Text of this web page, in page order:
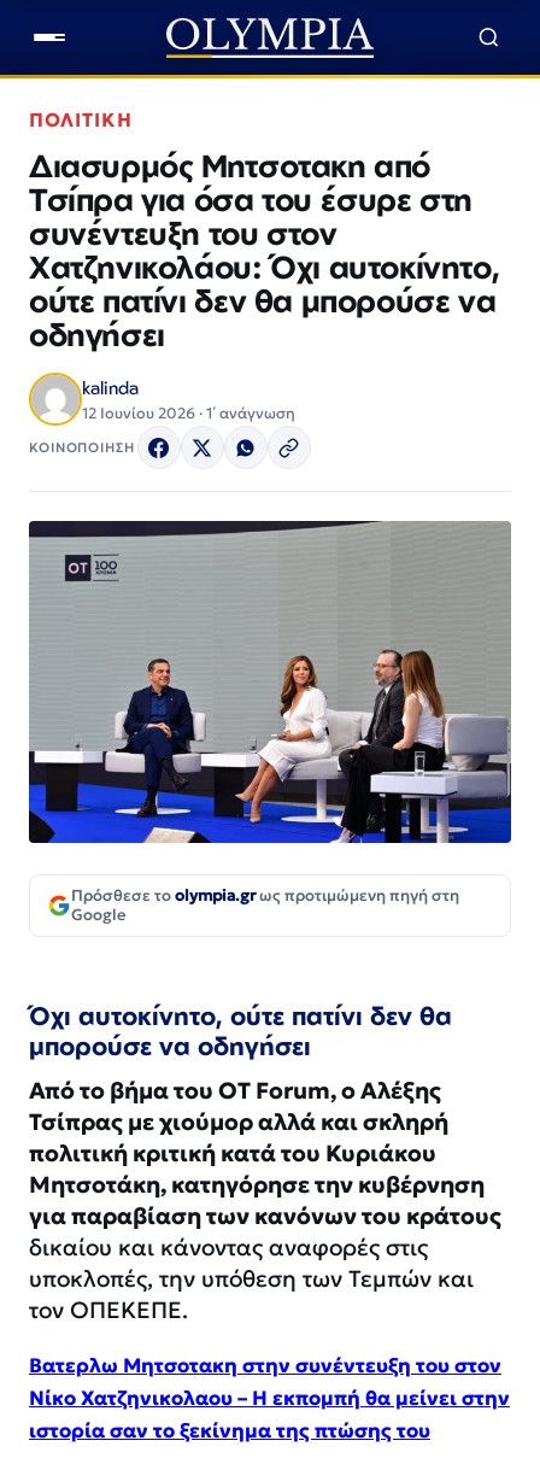
ΠΟΛΙΤΙΚΗ
Διασυρμός Μητσοτακη από
Τσίπρα για όσα του έσυρε στη
συνέντευξη του στον
Χατζηνικολάου: Όχι αυτοκίνητο,
ούτε πατίνι δεν θα μπορούσε να
οδηγήσει
kalinda
12 Ιουνίου 2026 · 1΄ ανάγνωση
ΚΟΙΝΟΠΟΙΗΣΗ
Πρόσθεσε τοolympia.grως προτιμώμενη πηγή στη
Google
Όχι αυτοκίνητο, ούτε πατίνι δεν θα
μπορούσε να οδηγήσει
Από το βήμα του OT Forum, ο Αλέξης
Τσίπρας με χιούμορ αλλά και σκληρή
πολιτική κριτική κατά του Κυριάκου
Μητσοτάκη, κατηγόρησε την κυβέρνηση
για παραβίαση των κανόνων του κράτους
δικαίου και κάνοντας αναφορές στις
υποκλοπές, την υπόθεση των Τεμπών και
τον ΟΠΕΚΕΠΕ.
Βατερλω Μητσοτακη στην συνέντευξη του στον
Νίκο Χατζηνικολαου – Η εκπομπή θα μείνει στην
ιστορία σαν το ξεκίνημα της πτώσης του